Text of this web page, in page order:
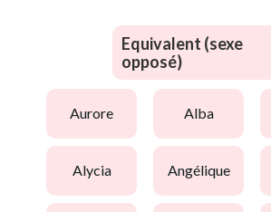
Equivalent (sexe
opposé)
aurore alba
alycia angélique